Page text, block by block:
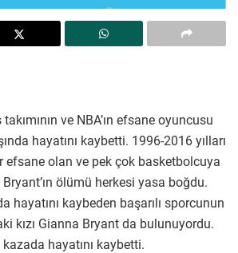
ve NBA’ın efsane oyuncusu
hayatını kaybetti. 1996-2016 yılları
efsane olan ve pek çok basketbolcuya
ölümü herkesi yasa boğdu.
hayatını kaybeden başarılı sporcunun
kızı Gianna Bryant da bulunuyordu.
hayatını kaybetti.